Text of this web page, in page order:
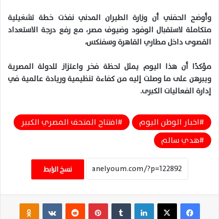
وأوضح الحفني أن وزارة الطيران المدني نفذت خطة تشغيلية
متكاملة لاستقبال الوفود وضيوف مصر، مع رفع درجة الاستعداد
القصوى داخل مطاري القاهرة وسفنكس،
مؤكدًا أن هذا اليوم يمثل لحظة فخر واعتزاز للدولة المصرية
ويبرهن على ما وصلت إليه من كفاءة تنظيمية وريادة عالمية في
إدارة الفعاليات الكبرى.
اخبار الوطن اليوم
افتتاح المتحف المصري الكبير
هدي سالم
نسخ الرابط
فيسبوك ‫X لينكدإن بينتيريست ‏VKontakte